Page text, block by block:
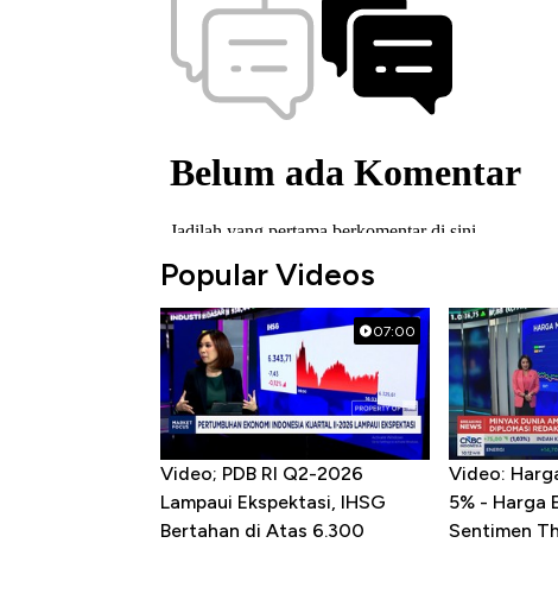
Popular Videos
07:00
Video; PDB RI Q2-2026
Lampaui Ekspektasi, IHSG
Bertahan di Atas 6.300
Video:
5% - Harga
Sentimen